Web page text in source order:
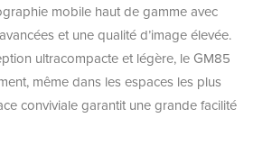
mobile haut de gamme avec
et une qualité d’image élevée.
ultracompacte et légère, le GM85
même dans les espaces les plus
conviviale garantit une grande facilité